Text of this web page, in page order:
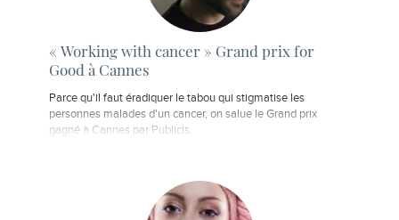
« Working with cancer » Grand prix for
Good à Cannes
Parce qu'il faut éradiquer le tabou qui stigmatise les
personnes malades d'un cancer, on salue le Grand prix
gagné à Cannes par Publicis.